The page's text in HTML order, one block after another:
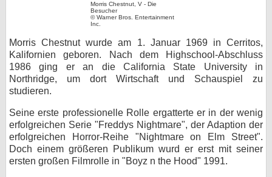
Morris Chestnut, V - Die
Besucher
© Warner Bros. Entertainment
Inc.
Morris Chestnut wurde am 1. Januar 1969 in Cerritos,
Kalifornien geboren. Nach dem Highschool-Abschluss
1986 ging er an die California State University in
Northridge, um dort Wirtschaft und Schauspiel zu
studieren.
Seine erste professionelle Rolle ergatterte er in der wenig
erfolgreichen Serie "Freddys Nightmare", der Adaption der
erfolgreichen Horror-Reihe "Nightmare on Elm Street".
Doch einem größeren Publikum wurd er erst mit seiner
ersten großen Filmrolle in "Boyz n the Hood" 1991.
Specials
Gewinnspiele
Forum
bei Facebook
Kontakt